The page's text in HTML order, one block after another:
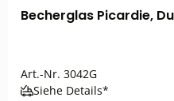
Becherglas Picardie,
Art.-Nr. 3042G
Siehe Details*